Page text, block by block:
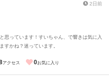
2日前
思っています！すいちゃん、で響きは気に入
すかね？迷っています。
アクセス 0お気に入り